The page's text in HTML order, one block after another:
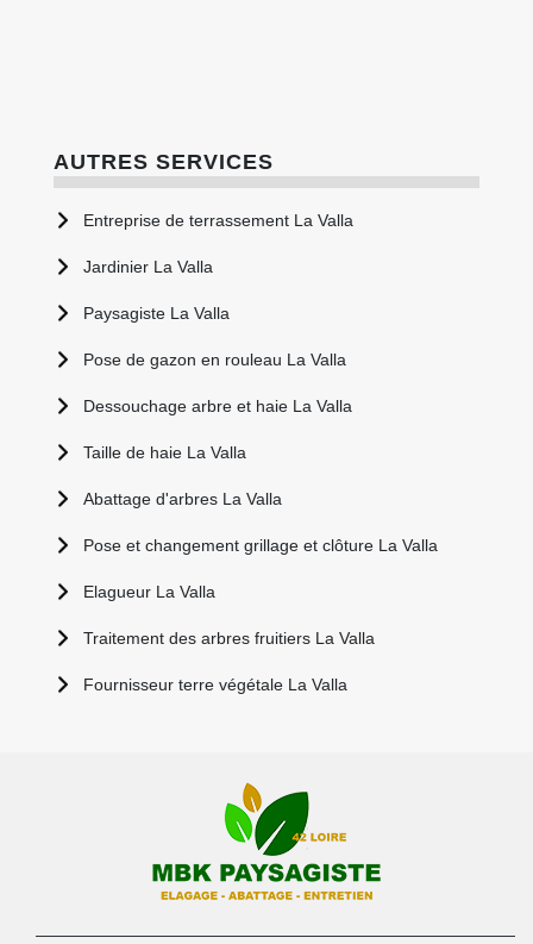
AUTRES SERVICES
Entreprise de terrassement La Valla
Jardinier La Valla
Paysagiste La Valla
Pose de gazon en rouleau La Valla
Dessouchage arbre et haie La Valla
Taille de haie La Valla
Abattage d'arbres La Valla
Pose et changement grillage et clôture La Valla
Elagueur La Valla
Traitement des arbres fruitiers La Valla
Fournisseur terre végétale La Valla